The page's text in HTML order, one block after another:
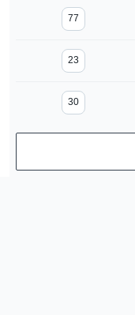
77
23
30